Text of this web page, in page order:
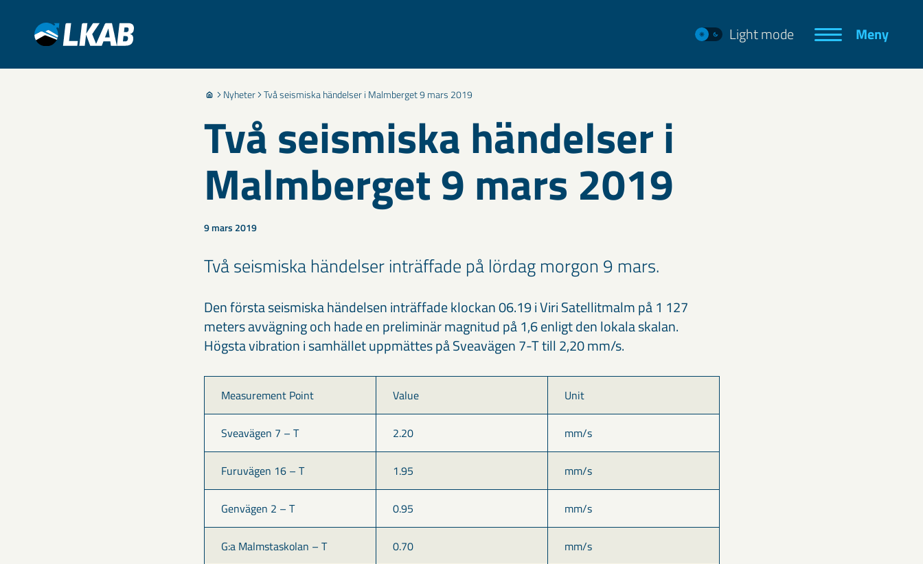
Light mode Meny
Nyheter Två seismiska händelser i Malmberget 9 mars 2019
Två seismiska händelser i
Malmberget 9 mars 2019
9 mars 2019
Två seismiska händelser inträffade på lördag morgon 9 mars.
Den första seismiska händelsen inträffade klockan 06.19 i Viri Satellitmalm på 1 127
meters avvägning och hade en preliminär magnitud på 1,6 enligt den lokala skalan.
Högsta vibration i samhället uppmättes på Sveavägen 7-T till 2,20 mm/s.
Measurement Point Value Unit
Sveavägen 7 – T 2.20 mm/s
Furuvägen 16 – T 1.95 mm/s
Genvägen 2 – T 0.95 mm/s
G:a Malmstaskolan – T 0.70 mm/s